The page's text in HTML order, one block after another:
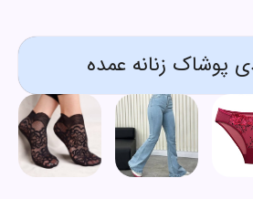
پوشاک زنانه عمده